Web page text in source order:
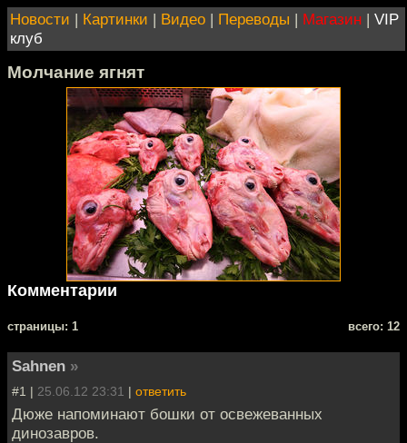
Новости | Картинки | Видео | Переводы | Магазин | VIP
клуб
Молчание ягнят
Комментарии
cтраницы: 1 всего: 12
Sahnen »
#1 | 25.06.12 23:31 | ответить
Дюже напоминают бошки от освежеванных
динозавров.